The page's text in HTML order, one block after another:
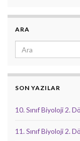
ARA
Search for:
SON YAZILAR
10. Sınıf Biyoloji 2.
11. Sınıf Biyoloji 2.